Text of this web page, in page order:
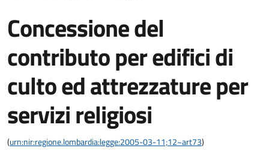
Concessione del
contributo per edifici di
culto ed attrezzature per
servizi religiosi
(urn:nir:regione.lombardia:legge:2005-03-11;12~art73)